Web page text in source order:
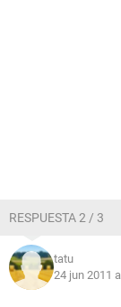
RESPUESTA 2 / 3
tatu
24 jun 2011